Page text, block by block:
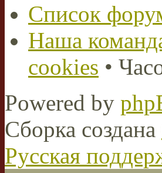
Список
Наша
cookies •
Powered by
Сборка создана
Русская